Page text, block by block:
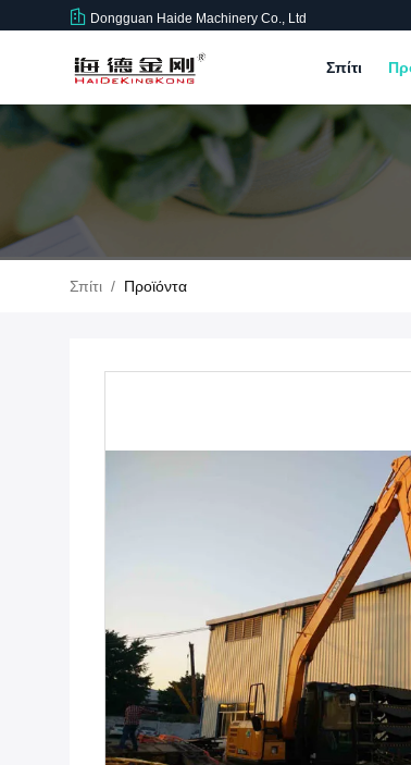
Dongguan Haide Machinery Co., Ltd
Σπίτι
Σπίτι / Προϊόντα